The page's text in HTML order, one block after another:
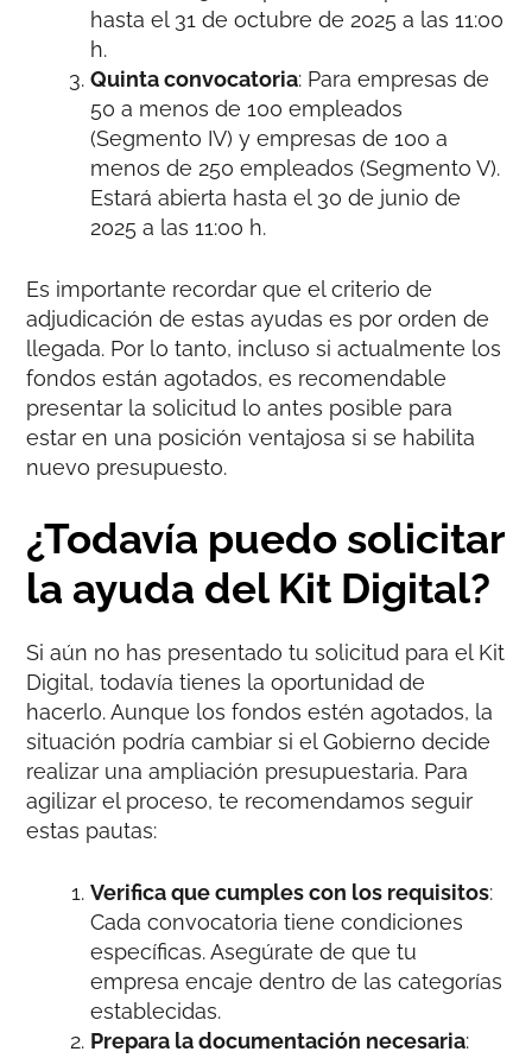
hasta el 31 de octubre de 2025 a las 11:00
h.
Quinta convocatoria: Para empresas de
50 a menos de 100 empleados
(Segmento IV) y empresas de 100 a
menos de 250 empleados (Segmento V).
Estará abierta hasta el 30 de junio de
2025 a las 11:00 h.
Es importante recordar que el criterio de
adjudicación de estas ayudas es por orden de
llegada. Por lo tanto, incluso si actualmente los
fondos están agotados, es recomendable
presentar la solicitud lo antes posible para
estar en una posición ventajosa si se habilita
nuevo presupuesto.
¿Todavía puedo solicitar
la ayuda del Kit Digital?
Si aún no has presentado tu solicitud para el Kit
Digital, todavía tienes la oportunidad de
hacerlo. Aunque los fondos estén agotados, la
situación podría cambiar si el Gobierno decide
realizar una ampliación presupuestaria. Para
agilizar el proceso, te recomendamos seguir
estas pautas:
Verifica que cumples con los requisitos:
Cada convocatoria tiene condiciones
específicas. Asegúrate de que tu
empresa encaje dentro de las categorías
establecidas.
Prepara la documentación necesaria: